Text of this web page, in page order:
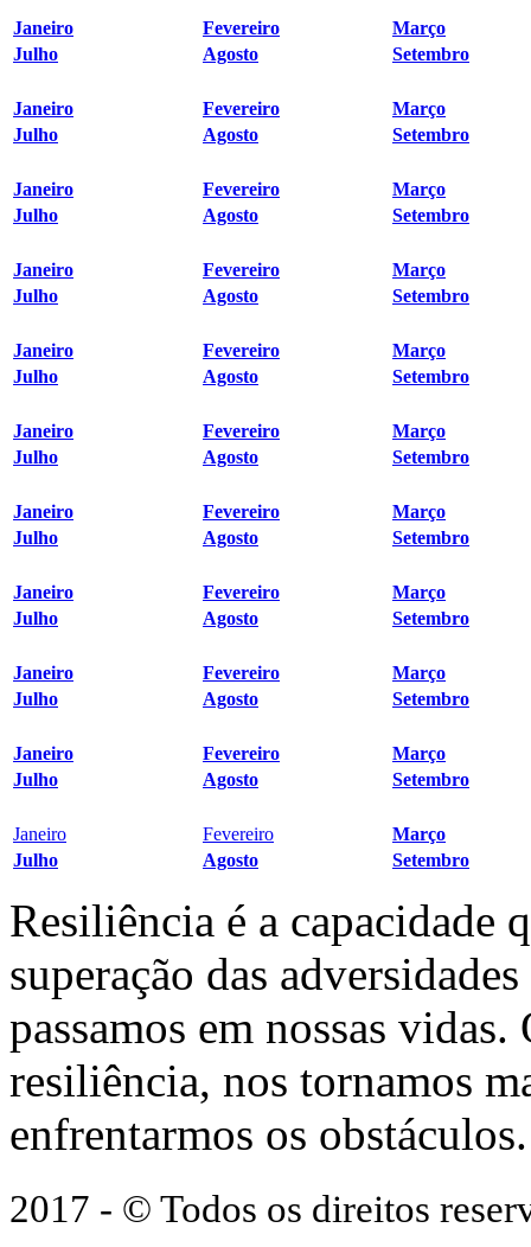
Janeiro Fevereiro
Março
Julho
Agosto Setembro
Janeiro Fevereiro
Março
Julho
Agosto Setembro
Janeiro Fevereiro
Março
Julho
Agosto Setembro
Janeiro Fevereiro
Março
Julho
Agosto Setembro
Janeiro Fevereiro
Março
Julho
Agosto Setembro
Janeiro Fevereiro
Março
Julho
Agosto Setembro
Janeiro Fevereiro
Março
Julho
Agosto Setembro
Janeiro Fevereiro
Março
Julho
Agosto Setembro
Janeiro Fevereiro
Março
Julho
Agosto Setembro
Janeiro Fevereiro
Março
Julho
Agosto Setembro
Janeiro Fevereiro
Março
Julho
Agosto Setembro
Resiliência é a capacidade
superação das
passamos em nossas
resiliência, nos tornamos
enfrentarmos os obstáculos.
2017 - © Todos os direitos